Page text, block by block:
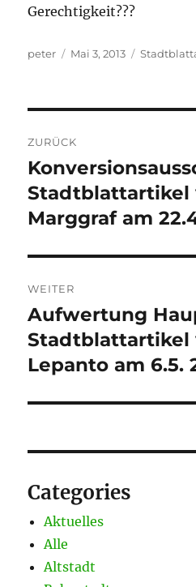
Gerechtigkeit???
Autor
peter
Veröffentlicht
Mai 3, 2013
ZURÜCK
Vorheriger
Beitrag:
Stadtblattartikel
Marggraf am
WEITER
Nächster
Beitrag:
Aufwertung
Stadtblattartikel
Lepanto am 6.5.
Categories
Aktuelles
Alle
Altstadt